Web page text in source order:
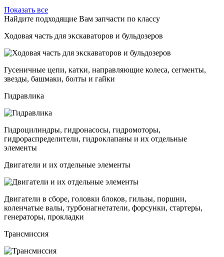
Показать все
Найдите подходящие Вам запчасти по классу
Ходовая часть для экскаваторов и бульдозеров
Гусеничные цепи, катки, направляющие колеса, сегменты,
звезды, башмаки, болты и гайки
Гидравлика
Гидроцилиндры, гидронасосы, гидромоторы,
гидрораспределители, гидроклапаны и их отдельные
элементы
Двигатели и их отдельные элементы
Двигатели в сборе, головки блоков, гильзы, поршни,
коленчатые валы, турбонагнетатели, форсунки, стартеры,
генераторы, прокладки
Трансмиссия